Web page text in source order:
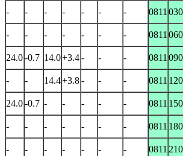
-
- - - - - - 0811
- - - - - - - 0811
24.0-0.7 14.0+3.4- - - 0811
- - 14.4+3.8- - - 0811
24.0-0.7 - - - - - 0811
- - - - - - - 0811
- - - - - - - 0811